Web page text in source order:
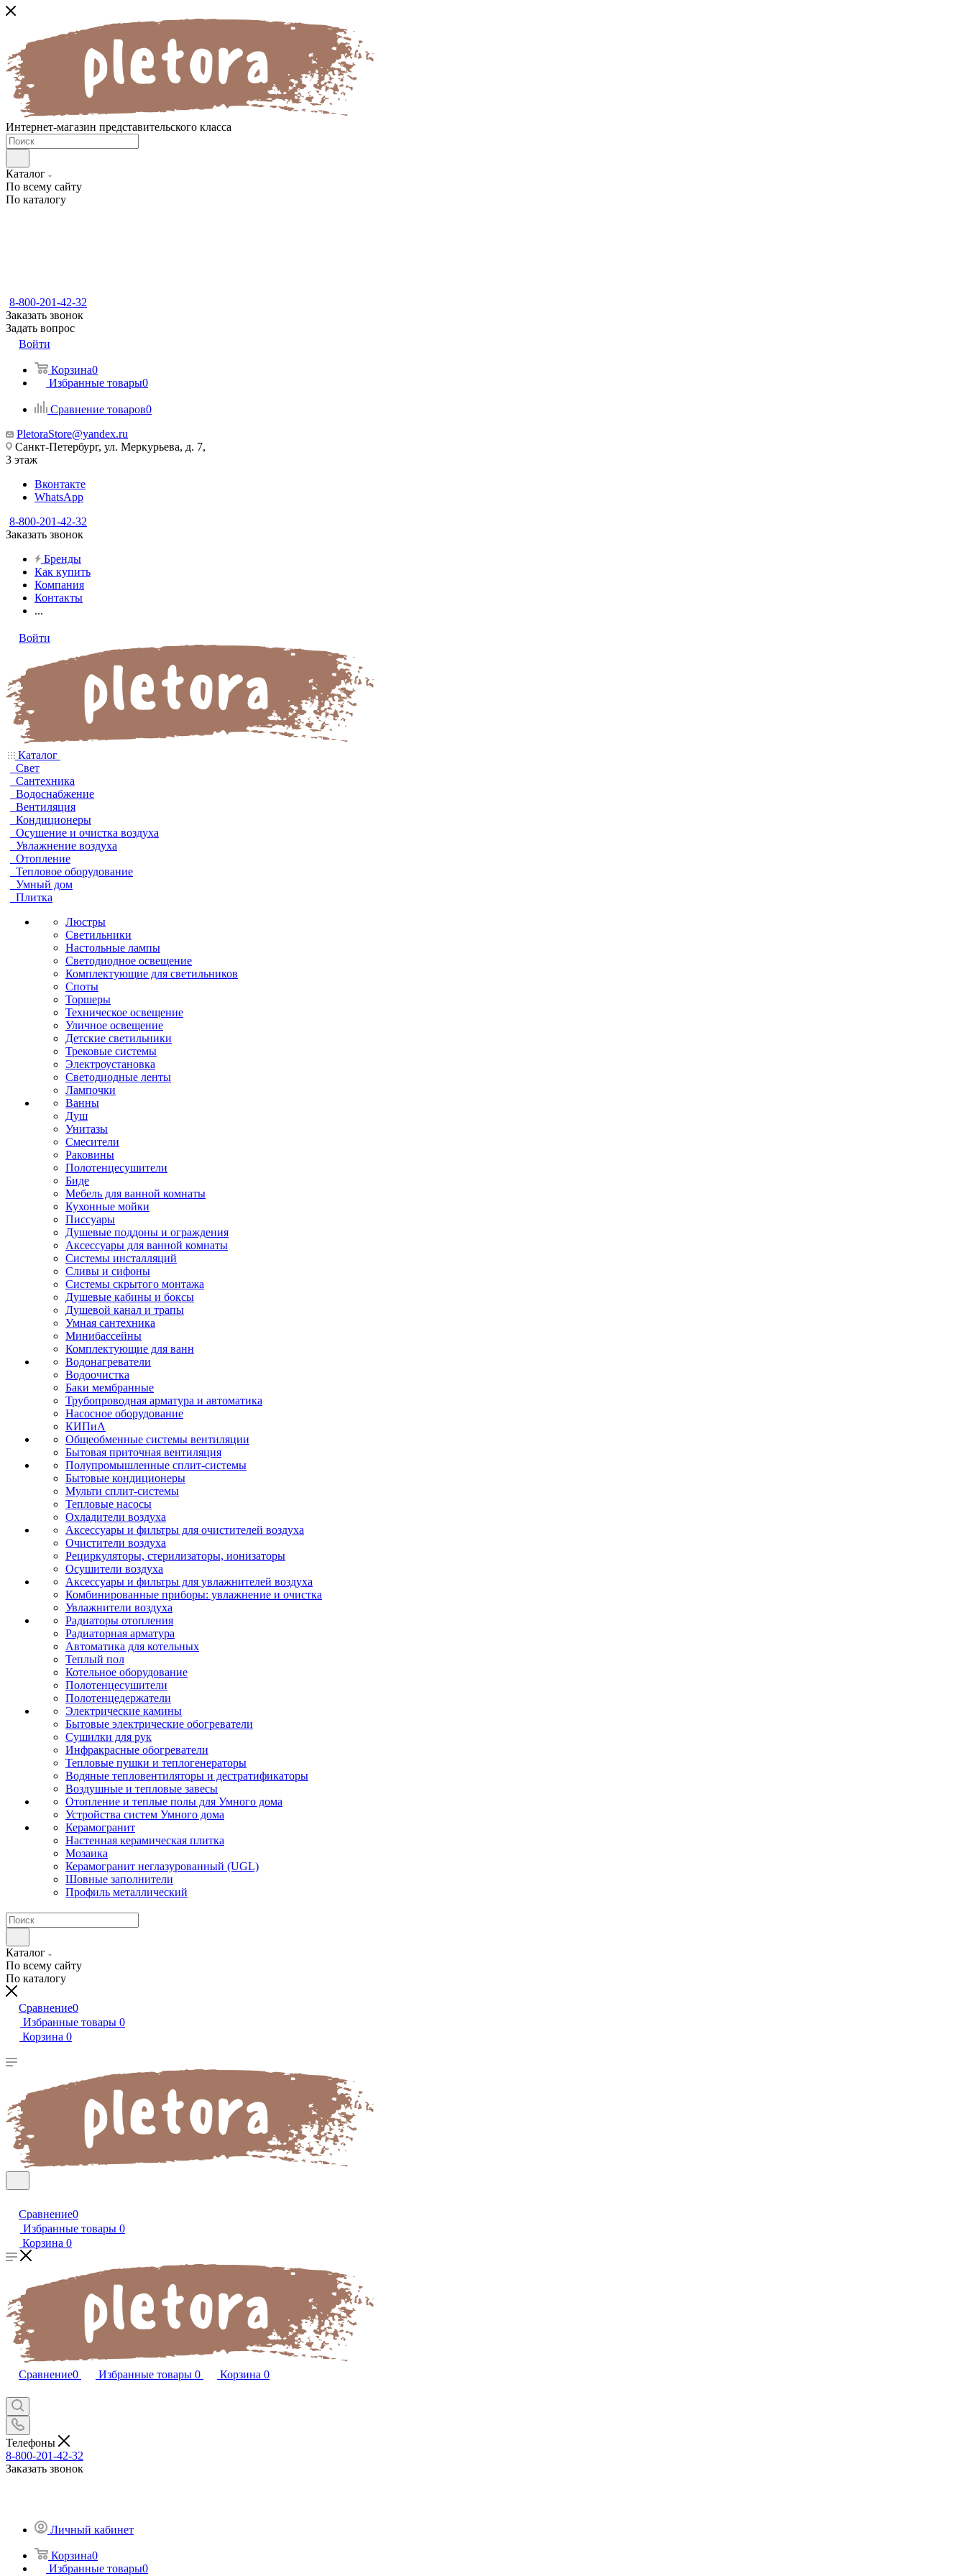
Интернет-магазин представительского класса
Каталог
По всему сайту
По каталогу
8-800-201-42-32
Заказать звонок
Задать вопрос
Войти
Корзина0
Избранные товары0
Сравнение товаров0
PletoraStore@yandex.ru
Санкт-Петербург, ул. Меркурьева, д. 7,
3 этаж
Вконтакте
WhatsApp
8-800-201-42-32
Заказать звонок
Бренды
Как купить
Компания
Контакты
...
Войти
Каталог
Свет
Сантехника
Водоснабжение
Вентиляция
Кондиционеры
Осушение и очистка воздуха
Увлажнение воздуха
Отопление
Тепловое оборудование
Умный дом
Плитка
Люстры
Светильники
Настольные лампы
Светодиодное освещение
Комплектующие для светильников
Споты
Торшеры
Техническое освещение
Уличное освещение
Детские светильники
Трековые системы
Электроустановка
Светодиодные ленты
Лампочки
Ванны
Душ
Унитазы
Смесители
Раковины
Полотенцесушители
Биде
Мебель для ванной комнаты
Кухонные мойки
Писсуары
Душевые поддоны и ограждения
Аксессуары для ванной комнаты
Системы инсталляций
Сливы и сифоны
Системы скрытого монтажа
Душевые кабины и боксы
Душевой канал и трапы
Умная сантехника
Минибассейны
Комплектующие для ванн
Водонагреватели
Водоочистка
Баки мембранные
Трубопроводная арматура и автоматика
Насосное оборудование
КИПиА
Общеобменные системы вентиляции
Бытовая приточная вентиляция
Полупромышленные сплит-системы
Бытовые кондиционеры
Мульти сплит-системы
Тепловые насосы
Охладители воздуха
Аксессуары и фильтры для очистителей воздуха
Очистители воздуха
Рециркуляторы, стерилизаторы, ионизаторы
Осушители воздуха
Аксессуары и фильтры для увлажнителей воздуха
Комбинированные приборы: увлажнение и очистка
Увлажнители воздуха
Радиаторы отопления
Радиаторная арматура
Автоматика для котельных
Теплый пол
Котельное оборудование
Полотенцесушители
Полотенцедержатели
Электрические камины
Бытовые электрические обогреватели
Сушилки для рук
Инфракрасные обогреватели
Тепловые пушки и теплогенераторы
Водяные тепловентиляторы и дестратификаторы
Воздушные и тепловые завесы
Отопление и теплые полы для Умного дома
Устройства систем Умного дома
Керамогранит
Настенная керамическая плитка
Мозаика
Керамогранит неглазурованный (UGL)
Шовные заполнители
Профиль металлический
Каталог
По всему сайту
По каталогу
Сравнение0
Избранные товары 0
Корзина 0
Сравнение0
Избранные товары 0
Корзина 0
Сравнение0 Избранные товары 0 Корзина 0
Телефоны
8-800-201-42-32
Заказать звонок
Личный кабинет
Корзина0
Избранные товары0